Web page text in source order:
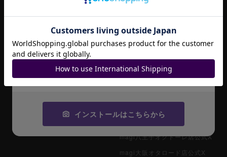
magi SNS取引
magi VAULT
magi大阪なんばマルイ店公式X
magi名古屋PARCO店公式X
magi大阪日本橋店公式X
magi秋葉原店 別館公式X
magi柏モディ店公式X
magi横浜西口店公式X
magi八王子オクトーレ店公式X
magi大阪オタロード店公式X
招待コード
JA9XS8
コピーする
インストールはこちらから